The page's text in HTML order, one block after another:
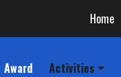
Home
Award Activities